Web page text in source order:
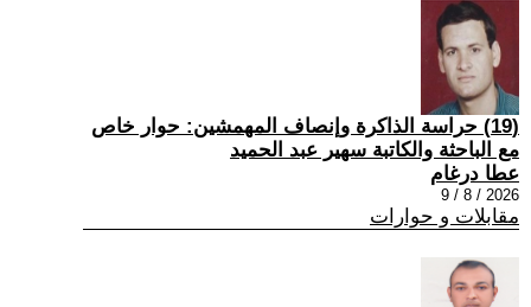
(19) حراسة الذاكرة وإنصاف المهمشين: حوار خاص
مع الباحثة والكاتبة سهير عبد الحميد
عطا درغام
2026 / 8 / 9
مقابلات و حوارات